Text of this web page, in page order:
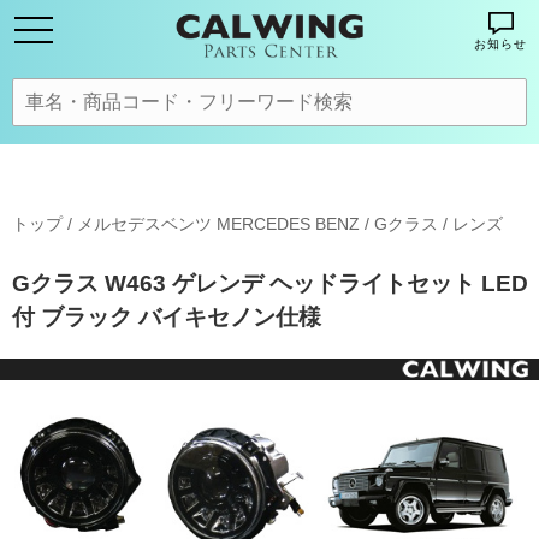
お知らせ
トップ/ メルセデスベンツ MERCEDES BENZ / Gクラス / レンズ
Gクラス W463 ゲレンデ ヘッドライトセット LED
付 ブラック バイキセノン仕様